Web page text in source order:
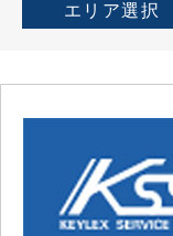
エリア選択